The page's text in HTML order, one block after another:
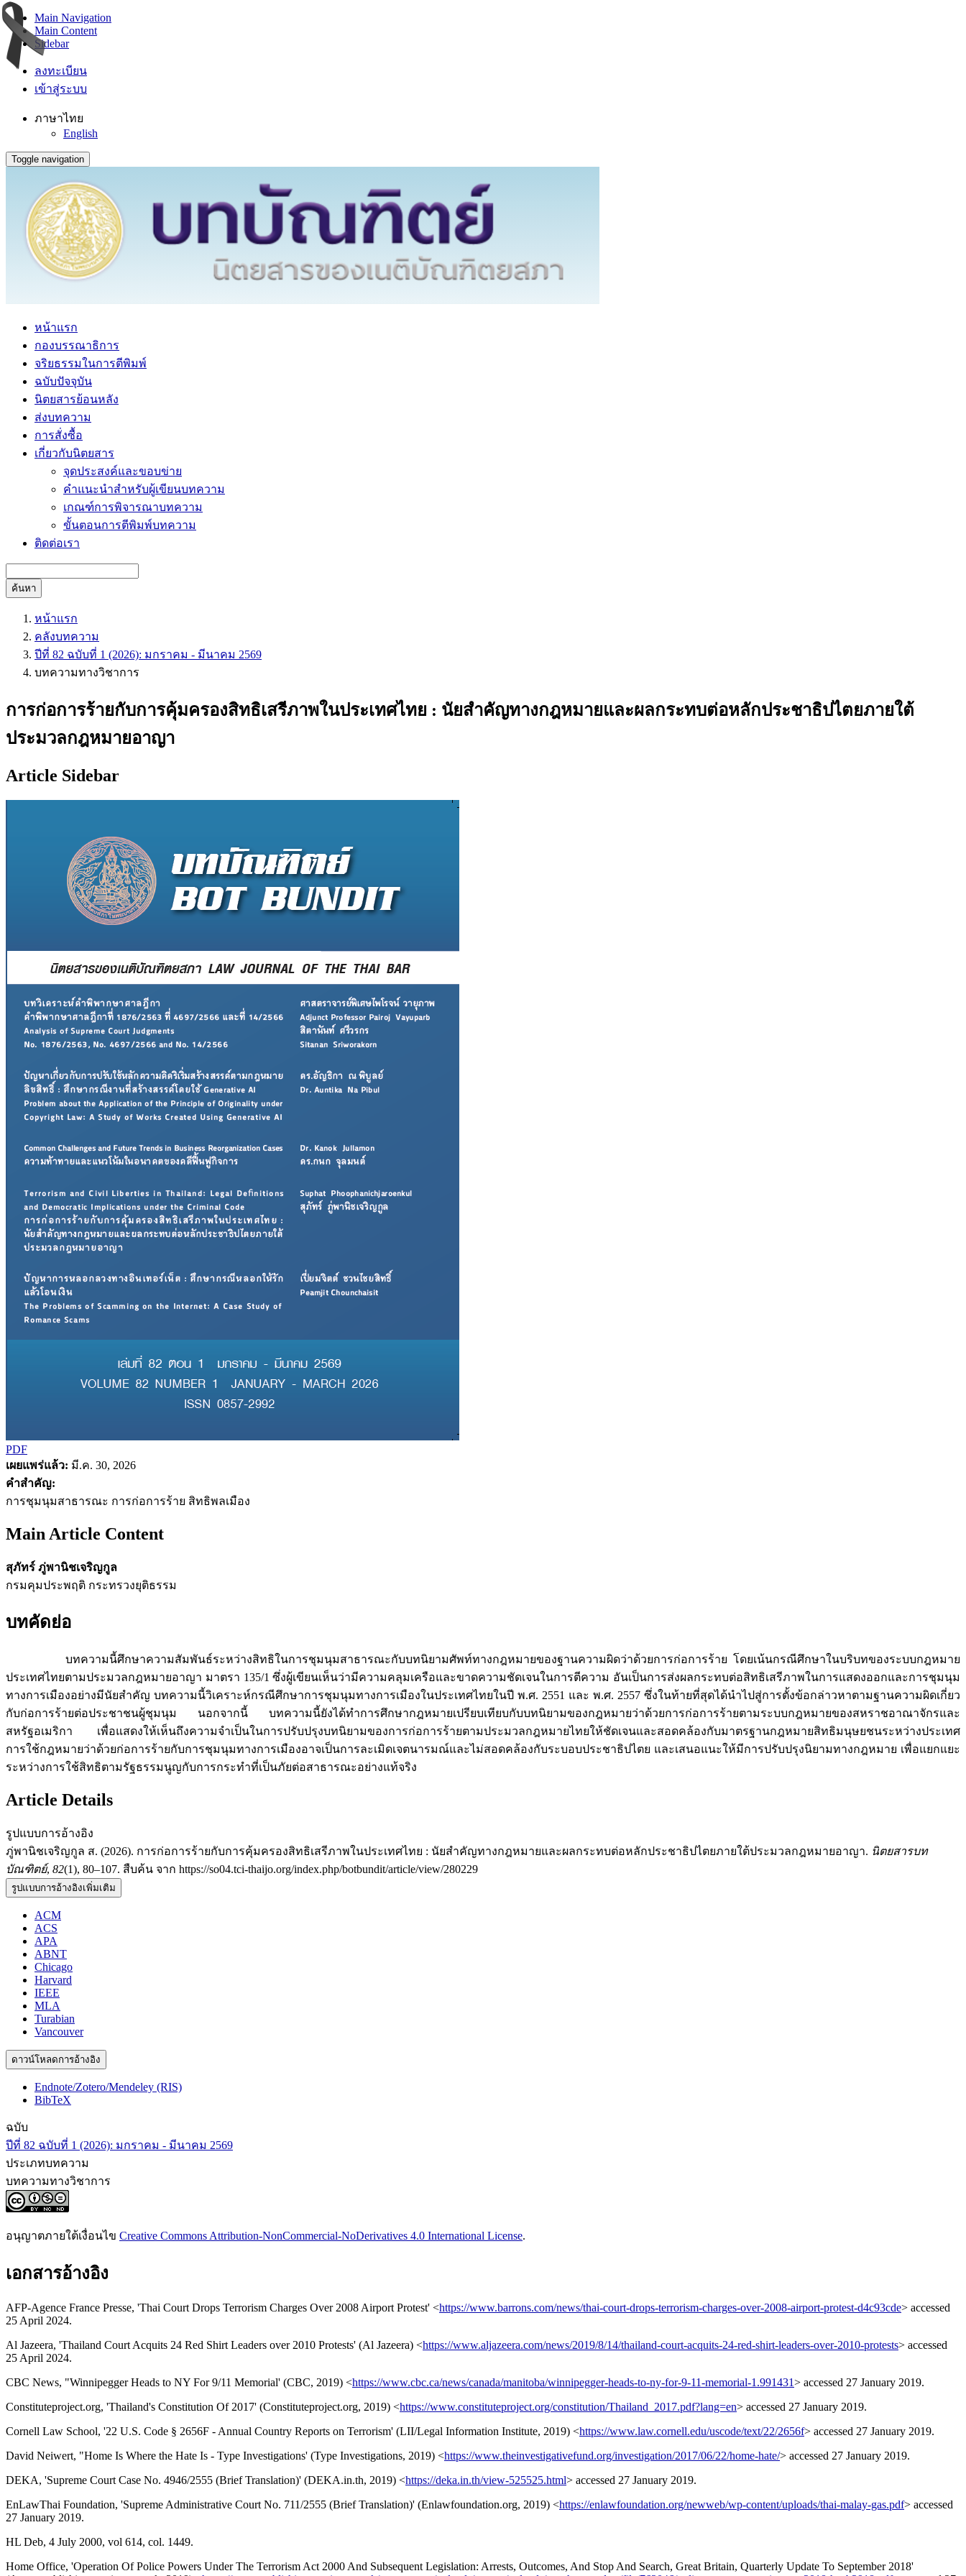
Main Navigation
Main Content
Sidebar
ลงทะเบียน
เข้าสู่ระบบ
ภาษาไทย
English
Toggle navigation
หน้าแรก
กองบรรณาธิการ
จริยธรรมในการตีพิมพ์
ฉบับปัจจุบัน
นิตยสารย้อนหลัง
ส่งบทความ
การสั่งซื้อ
เกี่ยวกับนิตยสาร
จุดประสงค์และขอบข่าย
คำแนะนำสำหรับผู้เขียนบทความ
เกณฑ์การพิจารณาบทความ
ขั้นตอนการตีพิมพ์บทความ
ติดต่อเรา
ค้นหา
หน้าแรก
คลังบทความ
ปีที่ 82 ฉบับที่ 1 (2026): มกราคม - มีนาคม 2569
บทความทางวิชาการ
การก่อการร้ายกับการคุ้มครองสิทธิเสรีภาพในประเทศไทย : นัยสำคัญทางกฎหมายและผลกระทบต่อหลักประชาธิปไตยภายใต้
ประมวลกฎหมายอาญา
Article Sidebar
PDF
เผยแพร่แล้ว: มี.ค. 30, 2026
คำสำคัญ:
การชุมนุมสาธารณะ การก่อการร้าย สิทธิพลเมือง
Main Article Content
สุภัทร์ ภู่พานิชเจริญกูล
กรมคุมประพฤติ กระทรวงยุติธรรม
บทคัดย่อ
บทความนี้ศึกษาความสัมพันธ์ระหว่างสิทธิในการชุมนุมสาธารณะกับบทนิยามศัพท์ทางกฎหมายของฐานความผิดว่าด้วยการก่อการร้าย โดยเน้นกรณีศึกษาในบริบทของระบบกฎหมาย
ประเทศไทยตามประมวลกฎหมายอาญา มาตรา 135/1 ซึ่งผู้เขียนเห็นว่ามีความคลุมเครือและขาดความชัดเจนในการตีความ อันเป็นการส่งผลกระทบต่อสิทธิเสรีภาพในการแสดงออกและการชุมนุม
ทางการเมืองอย่างมีนัยสำคัญ บทความนี้วิเคราะห์กรณีศึกษาการชุมนุมทางการเมืองในประเทศไทยในปี พ.ศ. 2551 และ พ.ศ. 2557 ซึ่งในท้ายที่สุดได้นำไปสู่การตั้งข้อกล่าวหาตามฐานความผิดเกี่ยว
กับก่อการร้ายต่อประชาชนผู้ชุมนุม นอกจากนี้ บทความนี้ยังได้ทำการศึกษากฎหมายเปรียบเทียบกับบทนิยามของกฎหมายว่าด้วยการก่อการร้ายตามระบบกฎหมายของสหราชอาณาจักรและ
สหรัฐอเมริกา เพื่อแสดงให้เห็นถึงความจำเป็นในการปรับปรุงบทนิยามของการก่อการร้ายตามประมวลกฎหมายไทยให้ชัดเจนและสอดคล้องกับมาตรฐานกฎหมายสิทธิมนุษยชนระหว่างประเทศ
การใช้กฎหมายว่าด้วยก่อการร้ายกับการชุมนุมทางการเมืองอาจเป็นการละเมิดเจตนารมณ์และไม่สอดคล้องกับระบอบประชาธิปไตย และเสนอแนะให้มีการปรับปรุงนิยามทางกฎหมาย เพื่อแยกแยะ
ระหว่างการใช้สิทธิตามรัฐธรรมนูญกับการกระทำที่เป็นภัยต่อสาธารณะอย่างแท้จริง
Article Details
รูปแบบการอ้างอิง
ภู่พานิชเจริญกูล ส. (2026). การก่อการร้ายกับการคุ้มครองสิทธิเสรีภาพในประเทศไทย : นัยสำคัญทางกฎหมายและผลกระทบต่อหลักประชาธิปไตยภายใต้ประมวลกฎหมายอาญา. นิตยสารบท
บัณฑิตย์, 82(1), 80–107. สืบค้น จาก https://so04.tci-thaijo.org/index.php/botbundit/article/view/280229
รูปแบบการอ้างอิงเพิ่มเติม
ACM
ACS
APA
ABNT
Chicago
Harvard
IEEE
MLA
Turabian
Vancouver
ดาวน์โหลดการอ้างอิง
Endnote/Zotero/Mendeley (RIS)
BibTeX
ฉบับ
ปีที่ 82 ฉบับที่ 1 (2026): มกราคม - มีนาคม 2569
ประเภทบทความ
บทความทางวิชาการ
อนุญาตภายใต้เงื่อนไข Creative Commons Attribution-NonCommercial-NoDerivatives 4.0 International License.
เอกสารอ้างอิง
AFP-Agence France Presse, 'Thai Court Drops Terrorism Charges Over 2008 Airport Protest' <https://www.barrons.com/news/thai-court-drops-terrorism-charges-over-2008-airport-protest-d4c93cde> accessed
25 April 2024.
Al Jazeera, 'Thailand Court Acquits 24 Red Shirt Leaders over 2010 Protests' (Al Jazeera) <https://www.aljazeera.com/news/2019/8/14/thailand-court-acquits-24-red-shirt-leaders-over-2010-protests> accessed
25 April 2024.
CBC News, "Winnipegger Heads to NY For 9/11 Memorial' (CBC, 2019) <https://www.cbc.ca/news/canada/manitoba/winnipegger-heads-to-ny-for-9-11-memorial-1.991431> accessed 27 January 2019.
Constituteproject.org, 'Thailand's Constitution Of 2017' (Constituteproject.org, 2019) <https://www.constituteproject.org/constitution/Thailand_2017.pdf?lang=en> accessed 27 January 2019.
Cornell Law School, '22 U.S. Code § 2656F - Annual Country Reports on Terrorism' (LII/Legal Information Institute, 2019) <https://www.law.cornell.edu/uscode/text/22/2656f> accessed 27 January 2019.
David Neiwert, "Home Is Where the Hate Is - Type Investigations' (Type Investigations, 2019) <https://www.theinvestigativefund.org/investigation/2017/06/22/home-hate/> accessed 27 January 2019.
DEKA, 'Supreme Court Case No. 4946/2555 (Brief Translation)' (DEKA.in.th, 2019) <https://deka.in.th/view-525525.html> accessed 27 January 2019.
EnLawThai Foundation, 'Supreme Administrative Court No. 711/2555 (Brief Translation)' (Enlawfoundation.org, 2019) <https://enlawfoundation.org/newweb/wp-content/uploads/thai-malay-gas.pdf> accessed
27 January 2019.
HL Deb, 4 July 2000, vol 614, col. 1449.
Home Office, 'Operation Of Police Powers Under The Terrorism Act 2000 And Subsequent Legislation: Arrests, Outcomes, And Stop And Search, Great Britain, Quarterly Update To September 2018'